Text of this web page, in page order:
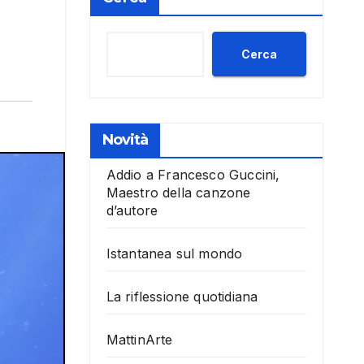
Cerca
Novità
Addio a Francesco Guccini,
Maestro della canzone
d’autore
Istantanea sul mondo
La riflessione quotidiana
MattinArte